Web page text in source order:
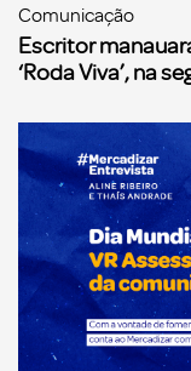
Comunicação
Escritor
‘Roda Viva’, na